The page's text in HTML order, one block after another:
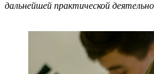
дальнейшей практической